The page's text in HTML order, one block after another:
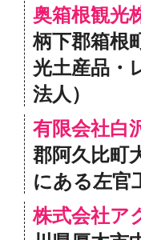
奥箱根観光
柄下郡箱根
光土産品・
法人）
有限会社白
郡阿久比町
にある左官
株式会社ア